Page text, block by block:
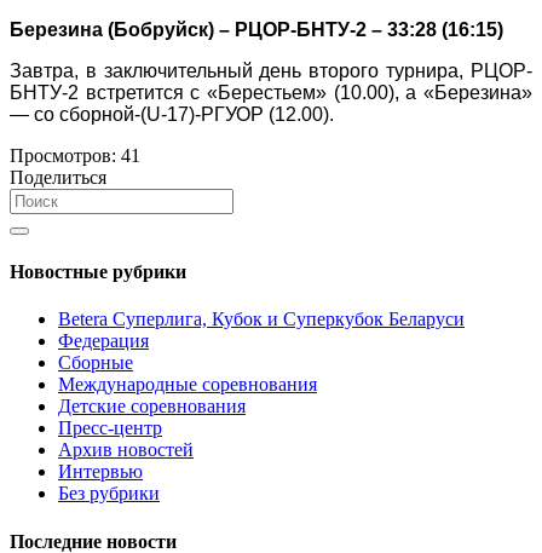
Березина (Бобруйск) – РЦОР-БНТУ-2 – 33:28 (16:15)
Завтра, в заключительный день второго турнира, РЦОР-
БНТУ-2 встретится с «Берестьем» (10.00), а «Березина»
— со сборной-(U-17)-РГУОР (12.00).
Просмотров: 41
Поделиться
Новостные рубрики
Betera Суперлига, Кубок и Суперкубок Беларуси
Федерация
Сборные
Международные соревнования
Детские соревнования
Пресс-центр
Архив новостей
Интервью
Без рубрики
Последние новости